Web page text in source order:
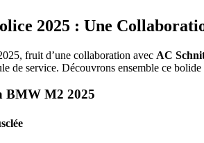
2025 : Une
fruit d’une collaboration avec AC
de service. Découvrons ensemble ce
BMW M2 2025